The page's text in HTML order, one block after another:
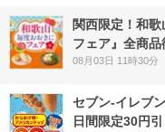
関西限定！和
フェア』全商品
08月03日 11時30分
セブン‐イレブ
日間限定30円